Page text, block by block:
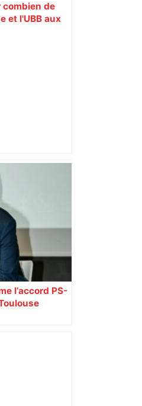
combien de
et l'UBB aux
: Toulouse
amateur –
l’accord PS-